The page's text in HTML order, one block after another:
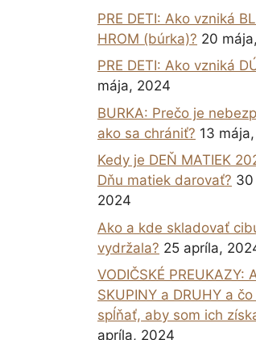
PRE DETI: Ako vzniká
HROM (búrka)? 20
PRE DETI: Ako vzniká
mája, 2024
BURKA: Prečo je
ako sa chrániť? 13
Kedy je DEŇ MATIEK
Dňu matiek darovať? 30
2024
Ako a kde skladovať
vydržala? 25 apríla,
VODIČSKÉ PREUKAZY:
SKUPINY a DRUHY a
spĺňať, aby som ich
apríla, 2024